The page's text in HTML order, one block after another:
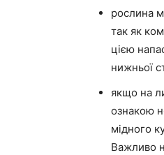
рослина
так як
цією
нижньої
якщо на
ознакою
мідного
Важливо